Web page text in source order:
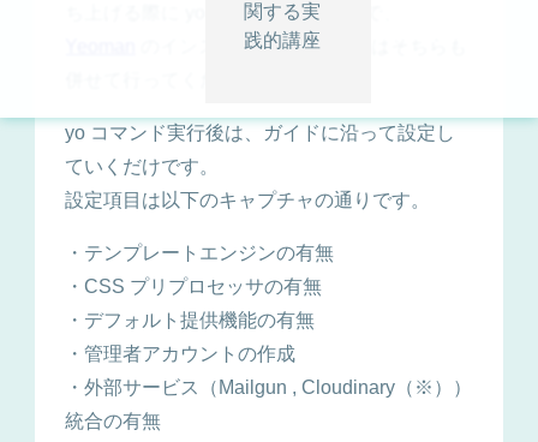
関する実
践的講座
ち上げる際に yo コマンドを使うので、
のインストールがまだの人はそちらも
yo コマンド実行後は、ガイドに沿って設定し
ていくだけです。
設定項目は以下のキャプチャの通りです。
・テンプレートエンジンの有無
・CSS プリプロセッサの有無
・デフォルト提供機能の有無
・管理者アカウントの作成
・外部サービス（Mailgun , Cloudinary（※））
統合の有無